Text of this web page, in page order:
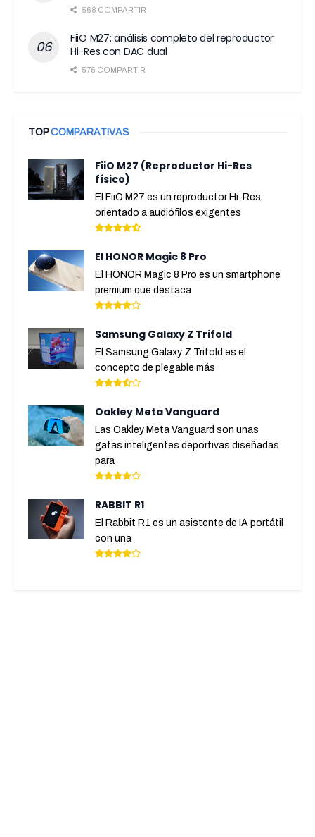
568 COMPARTIR
FiiO M27: análisis completo del reproductor
Hi-Res con DAC dual
575 COMPARTIR
TOPCOMPARATIVAS
FiiO M27 (Reproductor Hi-Res
físico)
El FiiO M27 es un reproductor Hi-Res
orientado a audiófilos exigentes
El HONOR Magic 8 Pro
El HONOR Magic 8 Pro es un smartphone
premium que destaca
Samsung Galaxy Z Trifold
El Samsung Galaxy Z Trifold es el
concepto de plegable más
Oakley Meta Vanguard
Las Oakley Meta Vanguard son unas
gafas inteligentes deportivas diseñadas
para
RABBIT R1
El Rabbit R1 es un asistente de IA portátil
con una